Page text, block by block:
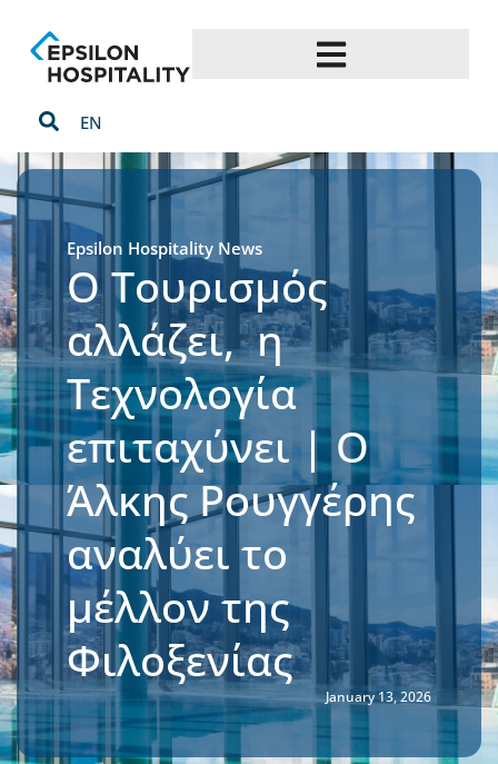
EN
Epsilon Hospitality News
Ο Τουρισμός
αλλάζει, η
Τεχνολογία
επιταχύνει | Ο
Άλκης Ρουγγέρης
αναλύει το
μέλλον της
Φιλοξενίας
January 13, 2026